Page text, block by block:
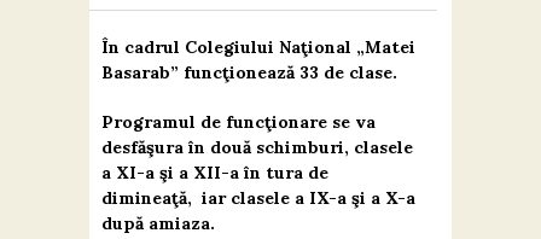
În cadrul Colegiului Naţional „Matei
Basarab” funcţionează 33 de clase.
Programul de funcţionare se va
desfăşura în două schimburi, clasele
a XI-a şi a XII-a în tura de
dimineaţă, iar clasele a IX-a şi a X-a
după amiaza.